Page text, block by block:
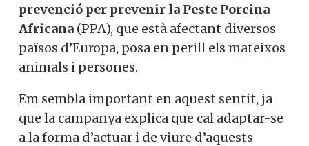
prevenció per prevenir la Peste Porcina
Africana (PPA), que està afectant diversos
països d’Europa, posa en perill els mateixos
animals i persones.
Em sembla important en aquest sentit, ja
que la campanya explica que cal adaptar-se
a la forma d’actuar i de viure d’aquests